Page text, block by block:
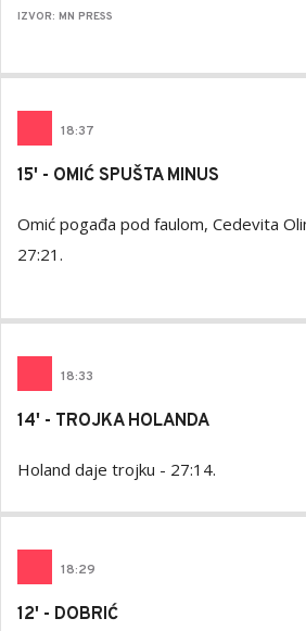
IZVOR: MN PRESS
18:37
15' - OMIĆ SPUŠTA MINUS
Omić pogađa pod faulom, Cedevita
27:21.
18:33
14' - TROJKA HOLANDA
Holand daje trojku - 27:14.
18:29
12' - DOBRIĆ